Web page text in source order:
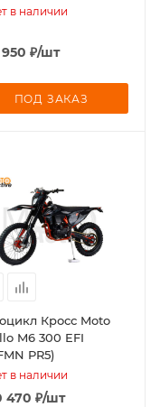
в наличии
950 ₽/шт
ПОД ЗАКАЗ
Кросс Moto
M6 300 EFI
PR5)
в наличии
470 ₽/шт